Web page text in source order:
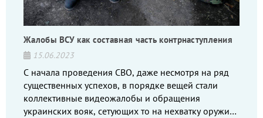
Жалобы ВСУ как составная часть контрнаступления
15.06.2023
С начала проведения СВО, даже несмотря на ряд
существенных успехов, в порядке вещей стали
коллективные видеожалобы и обращения
украинских вояк, сетующих то на нехватку оружия,